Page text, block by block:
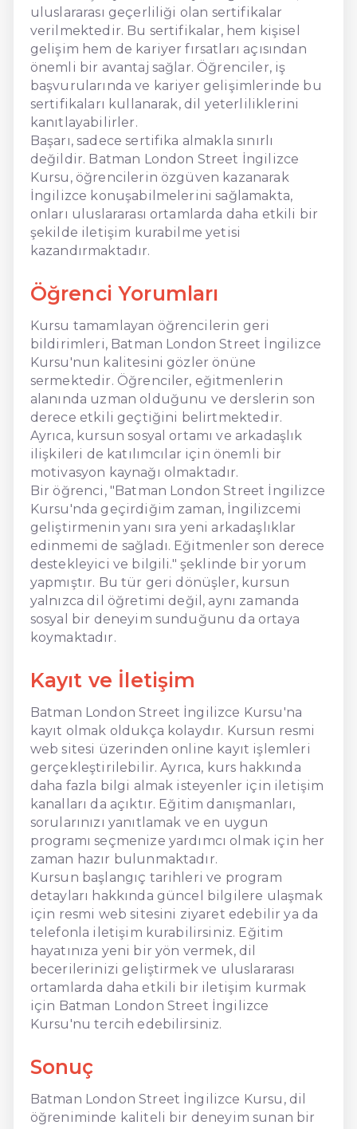
uluslararası geçerliliği olan sertifikalar
verilmektedir. Bu sertifikalar, hem kişisel
gelişim hem de kariyer fırsatları açısından
önemli bir avantaj sağlar. Öğrenciler, iş
başvurularında ve kariyer gelişimlerinde bu
sertifikaları kullanarak, dil yeterliliklerini
kanıtlayabilirler.
Başarı, sadece sertifika almakla sınırlı
değildir. Batman London Street İngilizce
Kursu, öğrencilerin özgüven kazanarak
İngilizce konuşabilmelerini sağlamakta,
onları uluslararası ortamlarda daha etkili bir
şekilde iletişim kurabilme yetisi
kazandırmaktadır.
Öğrenci Yorumları
Kursu tamamlayan öğrencilerin geri
bildirimleri, Batman London Street İngilizce
Kursu'nun kalitesini gözler önüne
sermektedir. Öğrenciler, eğitmenlerin
alanında uzman olduğunu ve derslerin son
derece etkili geçtiğini belirtmektedir.
Ayrıca, kursun sosyal ortamı ve arkadaşlık
ilişkileri de katılımcılar için önemli bir
motivasyon kaynağı olmaktadır.
Bir öğrenci, "Batman London Street İngilizce
Kursu'nda geçirdiğim zaman, İngilizcemi
geliştirmenin yanı sıra yeni arkadaşlıklar
edinmemi de sağladı. Eğitmenler son derece
destekleyici ve bilgili." şeklinde bir yorum
yapmıştır. Bu tür geri dönüşler, kursun
yalnızca dil öğretimi değil, aynı zamanda
sosyal bir deneyim sunduğunu da ortaya
koymaktadır.
Kayıt ve İletişim
Batman London Street İngilizce Kursu'na
kayıt olmak oldukça kolaydır. Kursun resmi
web sitesi üzerinden online kayıt işlemleri
gerçekleştirilebilir. Ayrıca, kurs hakkında
daha fazla bilgi almak isteyenler için iletişim
kanalları da açıktır. Eğitim danışmanları,
sorularınızı yanıtlamak ve en uygun
programı seçmenize yardımcı olmak için her
zaman hazır bulunmaktadır.
Kursun başlangıç tarihleri ve program
detayları hakkında güncel bilgilere ulaşmak
için resmi web sitesini ziyaret edebilir ya da
telefonla iletişim kurabilirsiniz. Eğitim
hayatınıza yeni bir yön vermek, dil
becerilerinizi geliştirmek ve uluslararası
ortamlarda daha etkili bir iletişim kurmak
için Batman London Street İngilizce
Kursu'nu tercih edebilirsiniz.
Sonuç
Batman London Street İngilizce Kursu, dil
öğreniminde kaliteli bir deneyim sunan bir